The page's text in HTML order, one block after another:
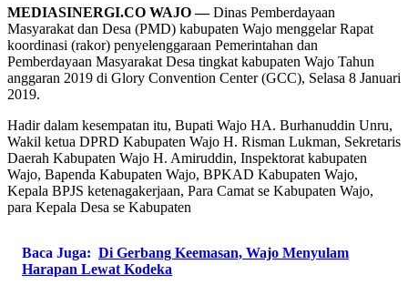
MEDIASINERGI.CO WAJO —Dinas Pemberdayaan
Masyarakat dan Desa (PMD) kabupaten Wajo menggelar Rapat
koordinasi (rakor) penyelenggaraan Pemerintahan dan
Pemberdayaan Masyarakat Desa tingkat kabupaten Wajo Tahun
anggaran 2019 di Glory Convention Center (GCC), Selasa 8 Januari
2019.
Hadir dalam kesempatan itu, Bupati Wajo HA. Burhanuddin Unru,
Wakil ketua DPRD Kabupaten Wajo H. Risman Lukman, Sekretaris
Daerah Kabupaten Wajo H. Amiruddin, Inspektorat kabupaten
Wajo, Bapenda Kabupaten Wajo, BPKAD Kabupaten Wajo,
Kepala BPJS ketenagakerjaan, Para Camat se Kabupaten Wajo,
para Kepala Desa se Kabupaten
Baca Juga: Di Gerbang Keemasan, Wajo Menyulam
Harapan Lewat Kodeka